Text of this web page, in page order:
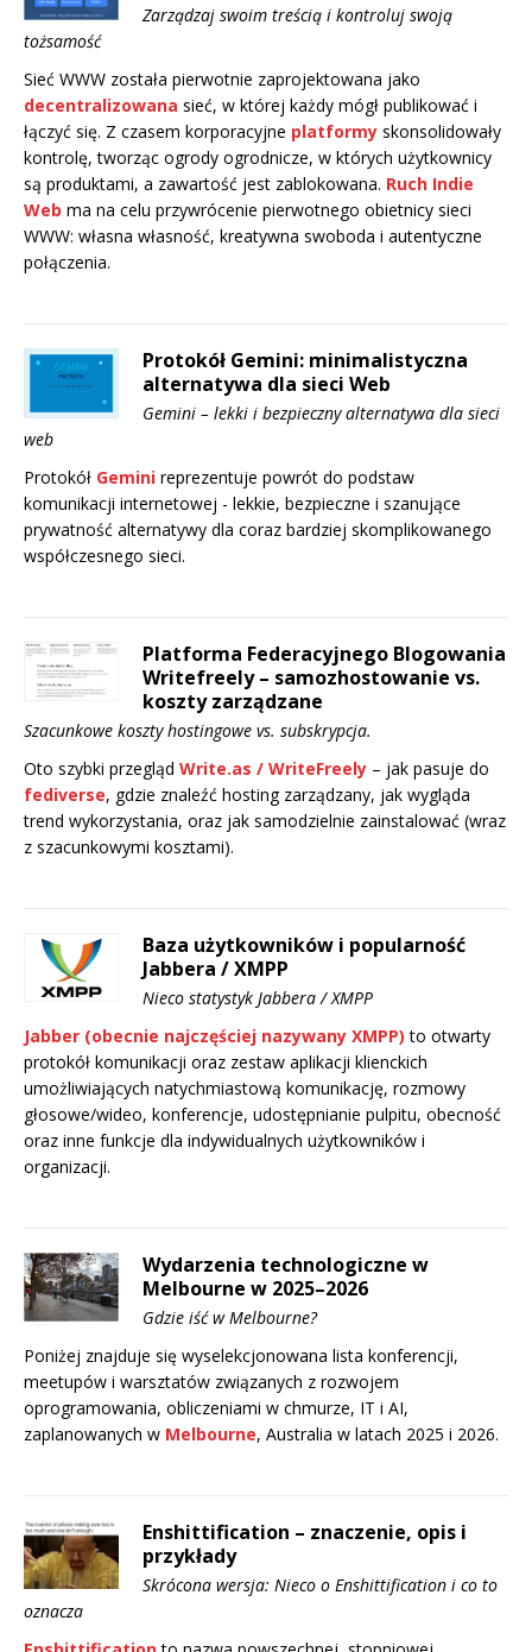
Zarządzaj swoim treścią i kontroluj swoją
tożsamość
Sieć WWW została pierwotnie zaprojektowana jako
decentralizowana sieć, w której każdy mógł publikować i
łączyć się. Z czasem korporacyjne platformy skonsolidowały
kontrolę, tworząc ogrody ogrodnicze, w których użytkownicy
są produktami, a zawartość jest zablokowana. Ruch Indie
Web ma na celu przywrócenie pierwotnego obietnicy sieci
WWW: własna własność, kreatywna swoboda i autentyczne
połączenia.
Protokół Gemini: minimalistyczna
alternatywa dla sieci Web
Gemini – lekki i bezpieczny alternatywa dla sieci
web
Protokół Gemini reprezentuje powrót do podstaw
komunikacji internetowej - lekkie, bezpieczne i szanujące
prywatność alternatywy dla coraz bardziej skomplikowanego
współczesnego sieci.
Platforma Federacyjnego Blogowania
Writefreely – samozhostowanie vs.
koszty zarządzane
Szacunkowe koszty hostingowe vs. subskrypcja.
Oto szybki przegląd Write.as / WriteFreely – jak pasuje do
fediverse, gdzie znaleźć hosting zarządzany, jak wygląda
trend wykorzystania, oraz jak samodzielnie zainstalować (wraz
z szacunkowymi kosztami).
Baza użytkowników i popularność
Jabbera / XMPP
Nieco statystyk Jabbera / XMPP
Jabber (obecnie najczęściej nazywany XMPP) to otwarty
protokół komunikacji oraz zestaw aplikacji klienckich
umożliwiających natychmiastową komunikację, rozmowy
głosowe/wideo, konferencje, udostępnianie pulpitu, obecność
oraz inne funkcje dla indywidualnych użytkowników i
organizacji.
Wydarzenia technologiczne w
Melbourne w 2025–2026
Gdzie iść w Melbourne?
Poniżej znajduje się wyselekcjonowana lista konferencji,
meetupów i warsztatów związanych z rozwojem
oprogramowania, obliczeniami w chmurze, IT i AI,
zaplanowanych w Melbourne, Australia w latach 2025 i 2026.
Enshittification – znaczenie, opis i
przykłady
Skrócona wersja: Nieco o Enshittification i co to
oznacza